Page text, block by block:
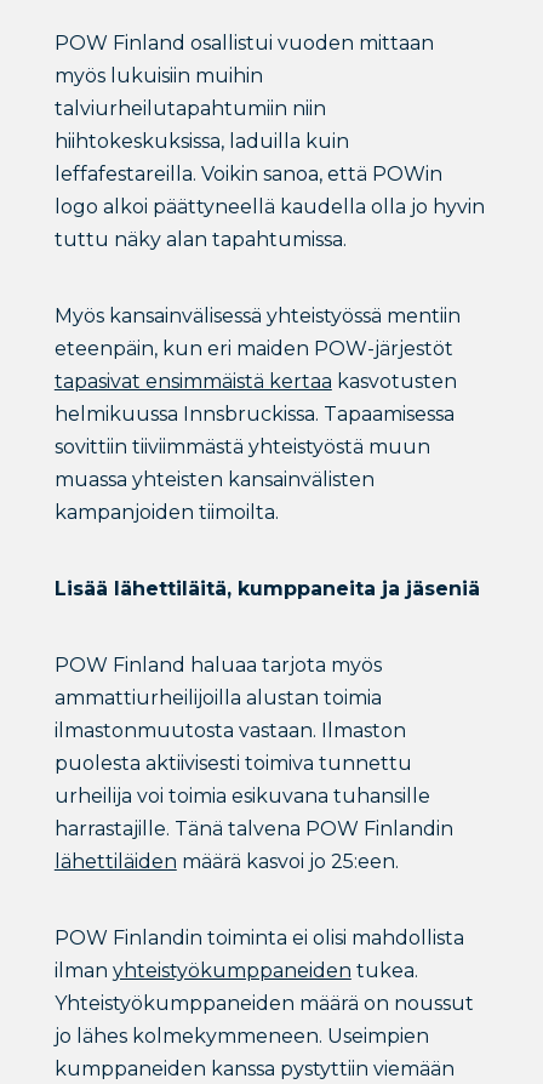
POW Finland osallistui vuoden mittaan
myös lukuisiin muihin
talviurheilutapahtumiin niin
hiihtokeskuksissa, laduilla kuin
leffafestareilla. Voikin sanoa, että POWin
logo alkoi päättyneellä kaudella olla jo hyvin
tuttu näky alan tapahtumissa.
Myös kansainvälisessä yhteistyössä mentiin
eteenpäin, kun eri maiden POW-järjestöt
tapasivat ensimmäistä kertaa kasvotusten
helmikuussa Innsbruckissa. Tapaamisessa
sovittiin tiiviimmästä yhteistyöstä muun
muassa yhteisten kansainvälisten
kampanjoiden tiimoilta.
Lisää lähettiläitä, kumppaneita ja jäseniä
POW Finland haluaa tarjota myös
ammattiurheilijoilla alustan toimia
ilmastonmuutosta vastaan. Ilmaston
puolesta aktiivisesti toimiva tunnettu
urheilija voi toimia esikuvana tuhansille
harrastajille. Tänä talvena POW Finlandin
lähettiläiden määrä kasvoi jo 25:een.
POW Finlandin toiminta ei olisi mahdollista
ilman yhteistyökumppaneiden tukea.
Yhteistyökumppaneiden määrä on noussut
jo lähes kolmekymmeneen. Useimpien
kumppaneiden kanssa pystyttiin viemään